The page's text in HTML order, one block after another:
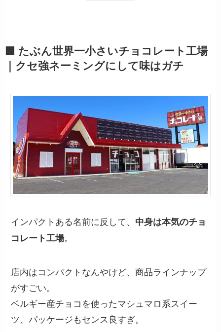
🟩 たぶん世界一小さいチョコレート工場
｜クセ強ネーミングにして味はガチ
インパクトある名前に反して、 中身は本気のチョ
コレート工場。
店内はコンパクトなんやけど、商品ラインナップ
がすごい。
ベルギー産チョコを使ったマシュマロ系スイー
ツ、パッケージもセンス良すぎ。